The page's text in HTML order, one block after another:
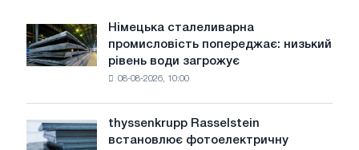
ріпаку
Німецька
сталеливарна
промисловість
води
Німецька сталеливарна
промисловість попереджає: низький
рівень води загрожує
08-08-2026, 10:00
thyssenkrupp
Rasselstein
thyssenkrupp Rasselstein
встановлює фотоелектричну